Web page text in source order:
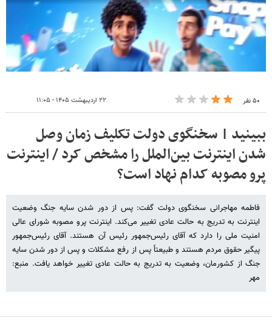
۵۰ نفر ۲۲ اردیبهشت ۱۴۰۵ - ۱۱:۰۵
ببینید | سخنگوی دولت تکلیف زمان وصل
شدن اینترنت بین‌الملل را مشخص کرد / اینترنت
پرو مصوبه کدام نهاد است؟
فاطمه مهاجرانی سخنگوی دولت گفت: پس از دور شدن سایه جنگ وضعیت
اینترنت به تدریج به حالت عادی تغییر می‌کند. اینترنت پرو مصوبه شورای عالی
امنیت ملی را دارد که آقای رئیس‌جمهور رئیس آن هستند. آقای رئیس‌جمهور
پیگیر حقوق مردم هستند و طبیعتاً پس از رفع مشکلات و پس از دور شدن سایه
جنگ از کشورمان، وضعیت به تدریج به حالت عادی تغییر خواهد یافت. منبع:
مهر